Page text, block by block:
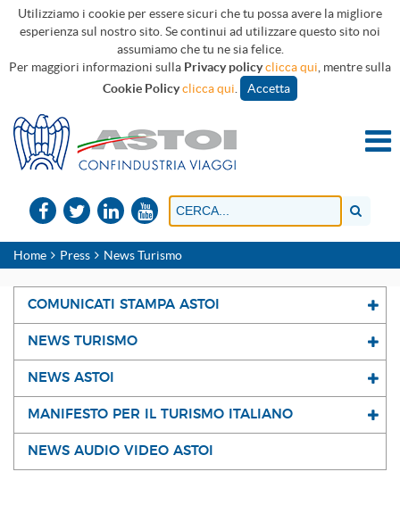
Utilizziamo i cookie per essere sicuri che tu possa avere la migliore
esperienza sul nostro sito. Se continui ad utilizzare questo sito noi
assumiamo che tu ne sia felice.
Per maggiori informazioni sulla Privacy policyclicca qui , mentre sulla
Cookie Policyclicca qui Accetta
Home Press News Turismo
COMUNICATI STAMPA ASTOI
NEWS TURISMO
NEWS ASTOI
MANIFESTO PER IL TURISMO ITALIANO
NEWS AUDIO VIDEO ASTOI